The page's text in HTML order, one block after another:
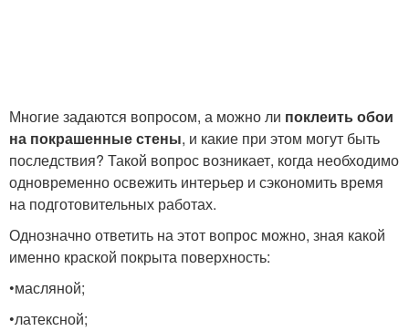
Многие задаются вопросом, а можно ли поклеить обои
на покрашенные стены, и какие при этом могут быть
последствия? Такой вопрос возникает, когда необходимо
одновременно освежить интерьер и сэкономить время
на подготовительных работах.
Однозначно ответить на этот вопрос можно, зная какой
именно краской покрыта поверхность:
•масляной;
•латексной;